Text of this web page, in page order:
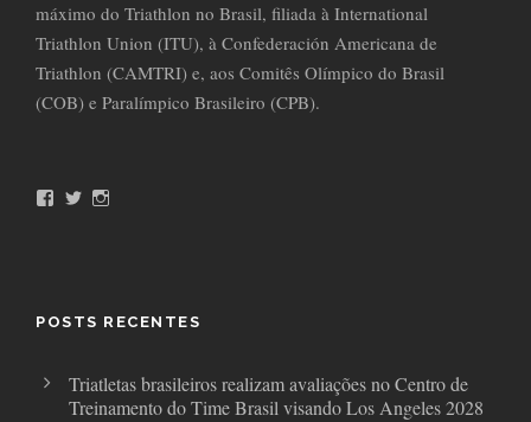
máximo do Triathlon no Brasil, filiada à International
Triathlon Union (ITU), à Confederación Americana de
Triathlon (CAMTRI) e, aos Comitês Olímpico do Brasil
(COB) e Paralímpico Brasileiro (CPB).
k
T
a
POSTS RECENTES
Triatletas brasileiros realizam avaliações no Centro de
Treinamento do Time Brasil visando Los Angeles 2028